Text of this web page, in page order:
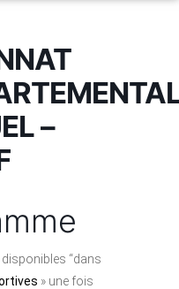
–
“dans
» une fois